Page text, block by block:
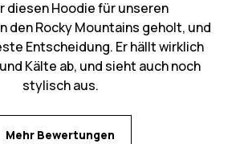
diesen Hoodie für unseren
den Rocky Mountains geholt, und
Entscheidung. Er hällt wirklich
Kälte ab, und sieht auch noch
stylisch aus.
Mehr Bewertungen